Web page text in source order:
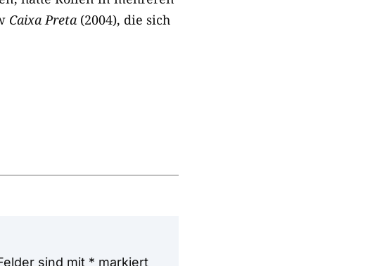
Caixa Preta (2004), die sich
sind mit * markiert